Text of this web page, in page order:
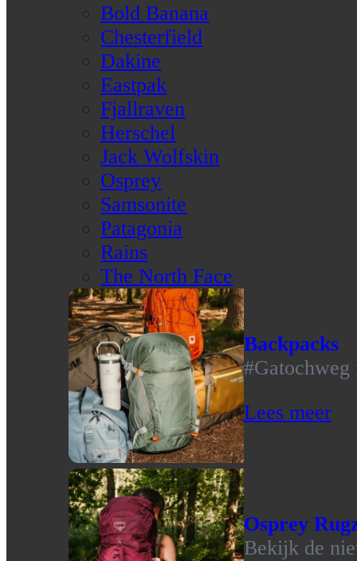
Bold Banana
Chesterfield
Dakine
Eastpak
Fjallraven
Herschel
Jack Wolfskin
Osprey
Samsonite
Patagonia
Rains
The North Face
Backpacks
#Gatochweg
Lees meer
Osprey
Bekijk de